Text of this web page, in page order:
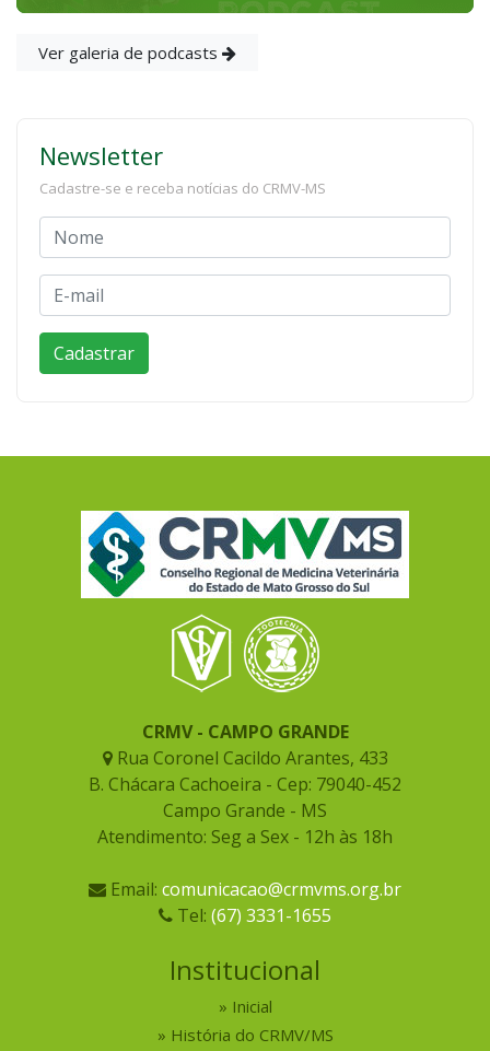
Ver galeria de podcasts
Newsletter
Cadastre-se e receba notícias do CRMV-MS
CRMV - CAMPO GRANDE
Rua Coronel Cacildo Arantes, 433
B. Chácara Cachoeira - Cep: 79040-452
Campo Grande - MS
Atendimento: Seg a Sex - 12h às 18h
Email: comunicacao@crmvms.org.br
Tel: (67) 3331-1655
Institucional
Inicial
História do CRMV/MS